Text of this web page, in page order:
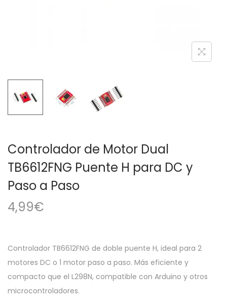
Controlador de Motor Dual
TB6612FNG Puente H para DC y
Paso a Paso
4,99€
Controlador TB6612FNG de doble puente H, ideal para 2
motores DC o 1 motor paso a paso. Más eficiente y
compacto que el L298N, compatible con Arduino y otros
microcontroladores.